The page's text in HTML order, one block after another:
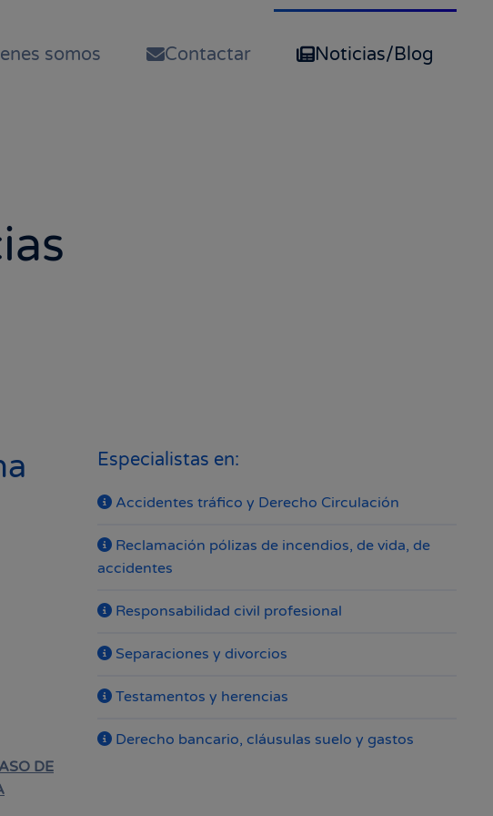
somos Contactar Noticias/Blog
DE
Especialistas en:
Accidentes tráfico y Derecho Circulación
Reclamación pólizas de incendios, de vida, de
accidentes
Responsabilidad civil profesional
Separaciones y divorcios
Testamentos y herencias
Derecho bancario, cláusulas suelo y gastos